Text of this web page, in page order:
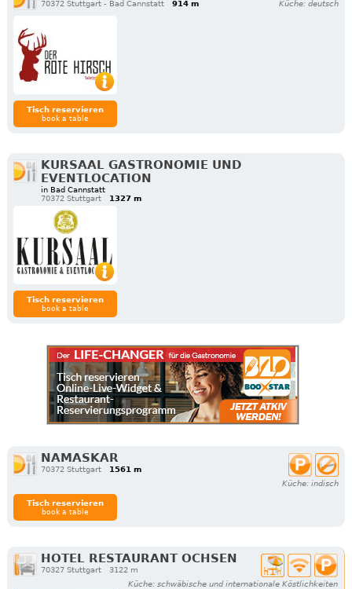
70372 Stuttgart - Bad Cannstatt 914 m Küche: deutsch
Tisch reservieren
book a table
KURSAAL GASTRONOMIE UND
EVENTLOCATION
in Bad Cannstatt
70372 Stuttgart
1327 m
Tisch reservieren
book a table
NAMASKAR
70372 Stuttgart
1561 m
Küche: indisch
Tisch reservieren
book a table
HOTEL RESTAURANT OCHSEN
70327 Stuttgart
3122 m
Küche: schwäbische und internationale Köstlichkeiten